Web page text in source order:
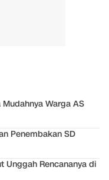
Warga AS
Penembakan SD
Unggah Rencananya di